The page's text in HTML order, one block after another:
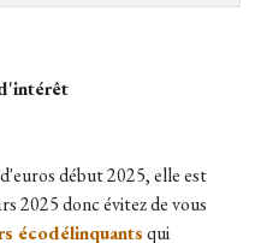
début 2025, elle est
2025 donc évitez de vous
écodélinquantsqui